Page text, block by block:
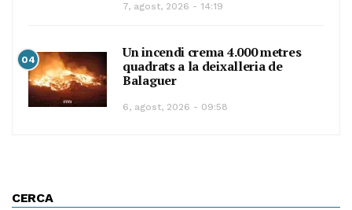
7, agost, 2026 - 14:19
04
Un incendi crema 4.000 metres
quadrats a la deixalleria de
Balaguer
6, agost, 2026 - 09:58
CERCA